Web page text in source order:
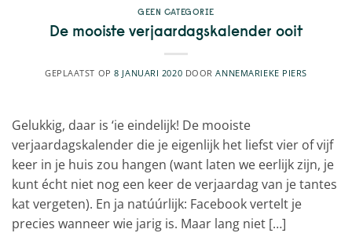
GEEN CATEGORIE
De mooiste verjaardagskalender ooit
GEPLAATST OP8 JANUARI 2020 DOORANNEMARIEKE PIERS
Gelukkig, daar is ‘ie eindelijk! De mooiste
verjaardagskalender die je eigenlijk het liefst vier of vijf
keer in je huis zou hangen (want laten we eerlijk zijn, je
kunt écht niet nog een keer de verjaardag van je tantes
kat vergeten). En ja natúúrlijk: Facebook vertelt je
precies wanneer wie jarig is. Maar lang niet […]